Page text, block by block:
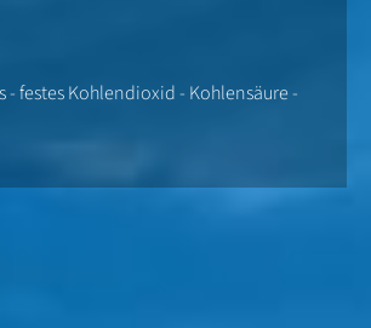
festes Kohlendioxid - Kohlensäure -